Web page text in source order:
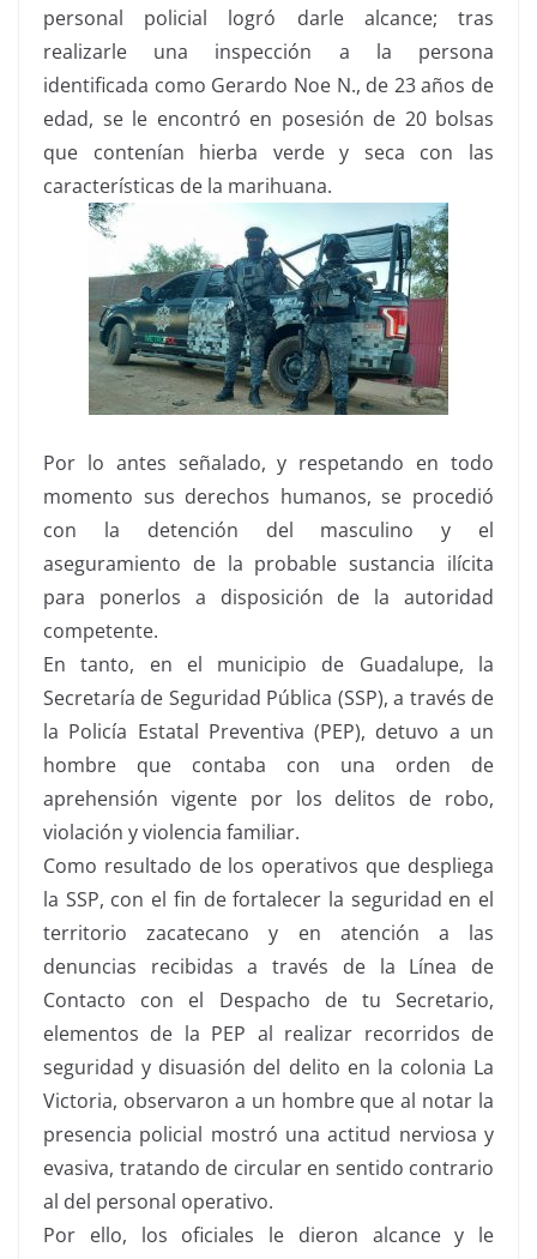
personal policial logró darle alcance; tras
realizarle una inspección a la persona
identificada como Gerardo Noe N., de 23 años de
edad, se le encontró en posesión de 20 bolsas
que contenían hierba verde y seca con las
características de la marihuana.
Por lo antes señalado, y respetando en todo
momento sus derechos humanos, se procedió
con la detención del masculino y el
aseguramiento de la probable sustancia ilícita
para ponerlos a disposición de la autoridad
competente.
En tanto, en el municipio de Guadalupe, la
Secretaría de Seguridad Pública (SSP), a través de
la Policía Estatal Preventiva (PEP), detuvo a un
hombre que contaba con una orden de
aprehensión vigente por los delitos de robo,
violación y violencia familiar.
Como resultado de los operativos que despliega
la SSP, con el fin de fortalecer la seguridad en el
territorio zacatecano y en atención a las
denuncias recibidas a través de la Línea de
Contacto con el Despacho de tu Secretario,
elementos de la PEP al realizar recorridos de
seguridad y disuasión del delito en la colonia La
Victoria, observaron a un hombre que al notar la
presencia policial mostró una actitud nerviosa y
evasiva, tratando de circular en sentido contrario
al del personal operativo.
Por ello, los oficiales le dieron alcance y le